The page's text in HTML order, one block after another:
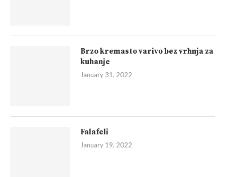
Brzo kremasto varivo bez vrhnja za
kuhanje
January 31, 2022
Falafeli
January 19, 2022